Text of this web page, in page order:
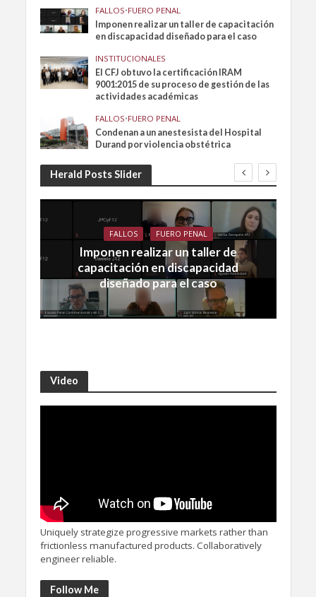
FALLOS•FUERO PENAL
Imponen realizar un taller de capacitación
en discapacidad diseñado para el caso
INSTITUCIONALES
El CFJ obtuvo la certificación IRAM
9001:2015 de su proceso de gestión de las
actividades académicas
FALLOS•FUERO PENAL
Condenan a un anestesista del Hospital
Durand por violencia obstétrica
Herald Posts Slider
FALLOS FUERO PENAL
Imponen realizar un taller de
capacitación en discapacidad
diseñado para el caso
Video
Uniquely strategize progressive markets rather than
frictionless manufactured products. Collaboratively
engineer reliable.
Follow Me